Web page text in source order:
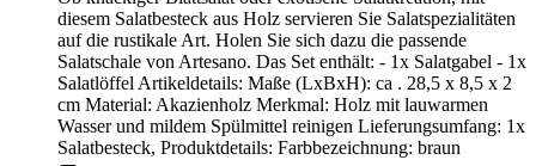
diesem Salatbesteck aus Holz servieren Sie Salatspezialitäten
auf die rustikale Art. Holen Sie sich dazu die passende
Salatschale von Artesano. Das Set enthält: - 1x Salatgabel - 1x
Salatlöffel Artikeldetails: Maße (LxBxH): ca . 28,5 x 8,5 x 2
cm Material: Akazienholz Merkmal: Holz mit lauwarmen
Wasser und mildem Spülmittel reinigen Lieferungsumfang: 1x
Salatbesteck, Produktdetails: Farbbezeichnung: braun